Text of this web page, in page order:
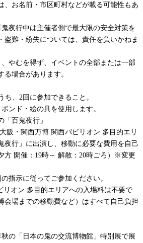
、お名前・市区町村などが載る可能性もあ
夜行中は主催者側で最大限の安全対策を
盗難・紛失については、責任を負いかねま
やむを得ず、イベントの全部または一部
る場合があります。
ち、2回に参加できること。
ンド・絵の具を使用します。
百鬼夜行」
阪・関西万博 関西パビリオン 多目的エリ
夜行」に出演し、移動に必要な費用を自己
方 開催：19時～ 解散：20時ごろ）※変更
指示に従ってご参加ください。
リオン 多目的エリアへの入場料は不要で
会場までの移動費など）はすべて自己負担
の「日本の鬼の交流博物館」特別展で展